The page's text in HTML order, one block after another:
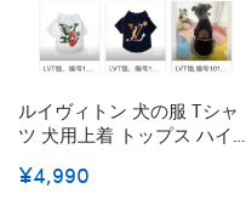
ルイヴィトン 犬の服 Tシャ
ツ 犬用上着 トップス ハイブ
ペット洋服 快適 かわいい 猫
¥4,990